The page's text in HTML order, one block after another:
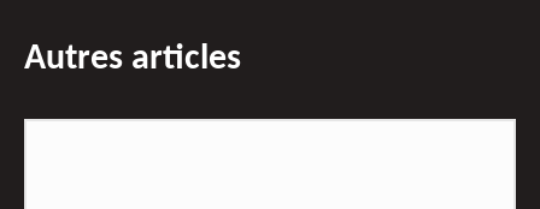
Autres articles